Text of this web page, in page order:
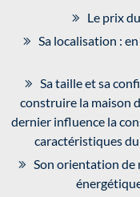
Le prix
Sa localisation :
Sa taille et sa
construire la maison
dernier influence la
caractéristiques
Son orientation de